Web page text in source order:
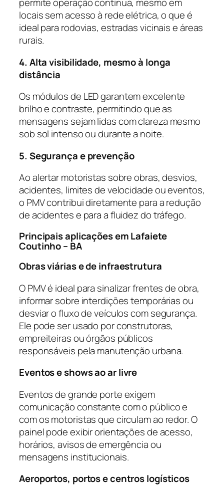
locais sem acesso à rede elétrica, o que é
ideal para rodovias, estradas vicinais e áreas
rurais.
4. Alta visibilidade, mesmo à longa
distância
Os módulos de LED garantem excelente
brilho e contraste, permitindo que as
mensagens sejam lidas com clareza mesmo
sob sol intenso ou durante a noite.
5. Segurança e prevenção
Ao alertar motoristas sobre obras, desvios,
acidentes, limites de velocidade ou eventos,
o PMV contribui diretamente para a redução
de acidentes e para a fluidez do tráfego.
Principais aplicações em Lafaiete
Coutinho – BA
Obras viárias e de infraestrutura
O PMV é ideal para sinalizar frentes de obra,
informar sobre interdições temporárias ou
desviar o fluxo de veículos com segurança.
Ele pode ser usado por construtoras,
empreiteiras ou órgãos públicos
responsáveis pela manutenção urbana.
Eventos e shows ao ar livre
Eventos de grande porte exigem
comunicação constante com o público e
com os motoristas que circulam ao redor. O
painel pode exibir orientações de acesso,
horários, avisos de emergência ou
mensagens institucionais.
Aeroportos, portos e centros logísticos